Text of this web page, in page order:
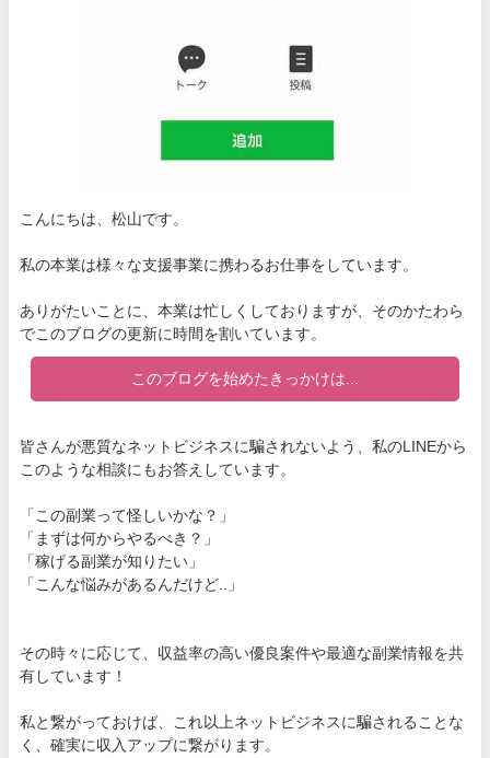
こんにちは、松山です。
私の本業は様々な支援事業に携わるお仕事をしています。
ありがたいことに、本業は忙しくしておりますが、そのかたわら
でこのブログの更新に時間を割いています。
このブログを始めたきっかけは...
皆さんが悪質なネットビジネスに騙されないよう、私のLINEから
このような相談にもお答えしています。
「この副業って怪しいかな？」
「まずは何からやるべき？」
「稼げる副業が知りたい」
「こんな悩みがあるんだけど..」
その時々に応じて、収益率の高い優良案件や最適な副業情報を共
有しています！
私と繋がっておけば、これ以上ネットビジネスに騙されることな
く、確実に収入アップに繋がります。